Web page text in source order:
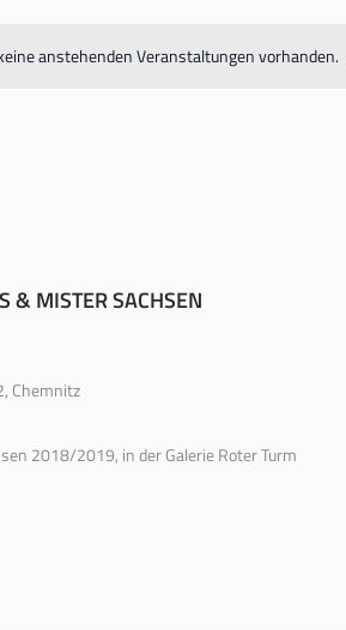
anstehenden Veranstaltungen vorhanden.
& MISTER SACHSEN
Chemnitz
2018/2019, in der Galerie Roter Turm